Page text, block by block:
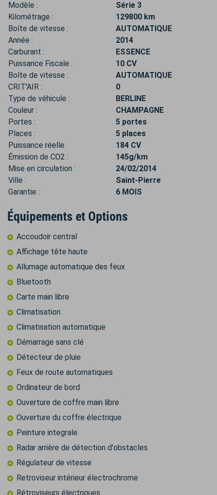
Modèle :
Série 3
Kilométrage :
129800 km
Boîte de vitesse :
AUTOMATIQUE
Année :
2014
Carburant :
ESSENCE
Puissance Fiscale :
10 CV
Boîte de vitesse :
AUTOMATIQUE
CRIT'AIR :
0
Type de véhicule :
BERLINE
Couleur :
CHAMPAGNE
Portes :
5 portes
Places :
5 places
Puissance réelle :
184 CV
Émission de CO2 :
145g/km
Mise en circulation :
24/02/2014
Ville :
Saint-Pierre
Garantie :
6 MOIS
Équipements et Options
Accoudoir central
Affichage tête haute
Allumage automatique des feux
Bluetooth
Carte main libre
Climatisation
Climatisation automatique
Démarrage sans clé
Détecteur de pluie
Feux de route automatiques
Ordinateur de bord
Ouverture de coffre main libre
Ouverture du coffre électrique
Peinture integrale
Radar arrière de détection d'obstacles
Régulateur de vitesse
Retroviseur intérieur électrochrome
Rétroviseurs électriques